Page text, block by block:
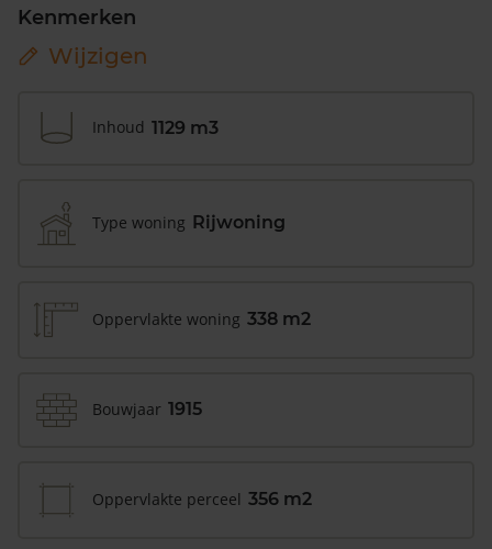
Kenmerken
Wijzigen
Inhoud 1129 m3
Type woning Rijwoning
Oppervlakte woning 338 m2
Bouwjaar 1915
Oppervlakte perceel 356 m2